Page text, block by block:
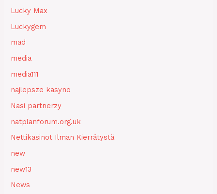
Lucky Max
Luckygem
mad
media
media111
najlepsze kasyno
Nasi partnerzy
natplanforum.org.uk
Nettikasinot Ilman Kierrätystä
new
new13
News